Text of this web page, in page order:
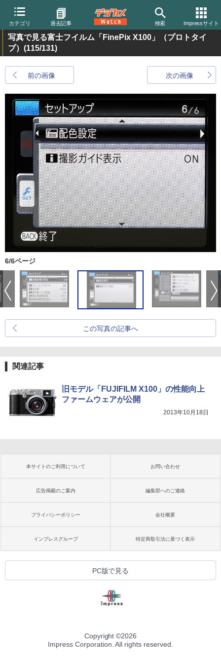
カテゴリ 過去記事 検索 Impressサイト
写真で見る富士フイルム「FinePix X100」（プロトタイ
プ） (115/131)
前の画像 次の画像
6/6ページ
この写真の記事へ
関連記事
旧モデル「FUJIFILM X100」の性能向上
ファームウェアが公開
2013年10月18日
本サイトのご利用について お問い合わせ
広告掲載のご案内 編集部へのご連絡
プライバシーポリシー 会社概要
インプレスグループ 特定商取引法に基づく表示
PC版で見る
Copyright ©2026
Impress Corporation. All rights reserved.